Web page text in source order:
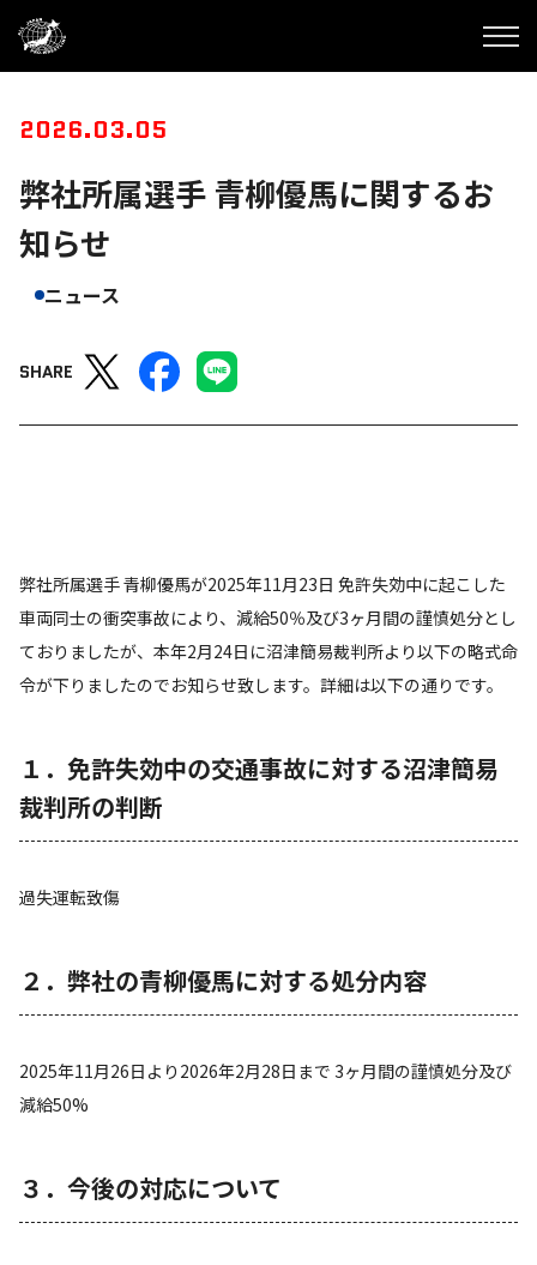
2026.03.05
弊社所属選手 青柳優馬に関するお
知らせ
ニュース
SHARE
弊社所属選手 青柳優馬が2025年11月23日 免許失効中に起こした
車両同士の衝突事故により、減給50％及び3ヶ月間の謹慎処分とし
ておりましたが、本年2月24日に沼津簡易裁判所より以下の略式命
令が下りましたのでお知らせ致します。詳細は以下の通りです。
１．免許失効中の交通事故に対する沼津簡易
裁判所の判断
過失運転致傷
２．弊社の青柳優馬に対する処分内容
2025年11月26日より2026年2月28日まで 3ヶ月間の謹慎処分及び
減給50%
３．今後の対応について